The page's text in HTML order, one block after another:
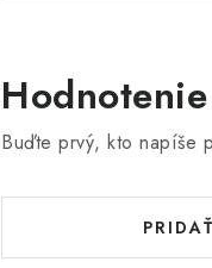
Buďte prvý, kto napíše